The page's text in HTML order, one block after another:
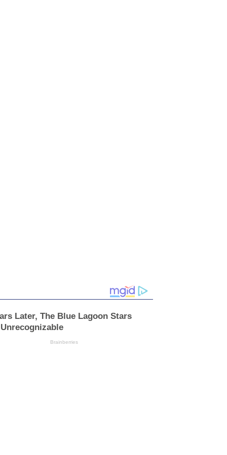
Later, The Blue Lagoon Stars
Brainberries